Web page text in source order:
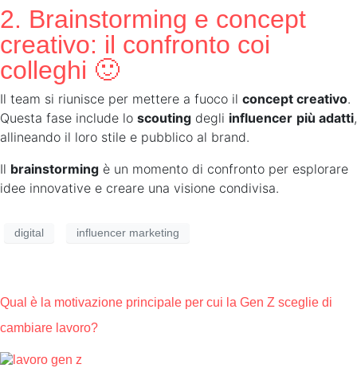
2. Brainstorming e concept
creativo: il confronto coi
colleghi 🙂
Il team si riunisce per mettere a fuoco il concept creativo.
Questa fase include lo scouting degli influencer più adatti,
allineando il loro stile e pubblico al brand.
Il brainstorming è un momento di confronto per esplorare
idee innovative e creare una visione condivisa.
digital influencer marketing
Qual è la motivazione principale per cui la Gen Z sceglie di
cambiare lavoro?